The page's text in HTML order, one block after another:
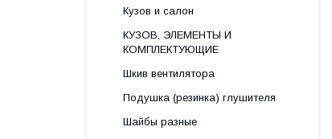
Кузов и салон
КУЗОВ, ЭЛЕМЕНТЫ И
КОМПЛЕКТУЮЩИЕ
Шкив вентилятора
Подушка (резинка) глушителя
Шайбы разные